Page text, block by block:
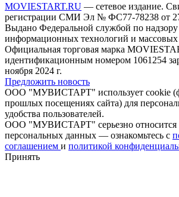
MOVIESTART.RU — сетевое издание.
регистрации СМИ Эл № ФС77-78238 от 27
Выдано Федеральной службой по надзору
информационных технологий и
Официальная торговая марка
идентификационным номером 1061254
ноября 2024 г.
Предложить новость
ООО "МУВИСТАРТ" использует cookie
прошлых посещениях сайта) для
удобства пользователей.
ООО "МУВИСТАРТ" серьезно относится
персональных данных — ознакомьтесь с
соглашением и политикой
Принять